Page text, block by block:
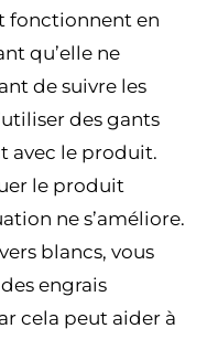
fonctionnent en
qu’elle ne
de suivre les
des gants
avec le produit.
le produit
ne s’améliore.
blancs, vous
engrais
cela peut aider à